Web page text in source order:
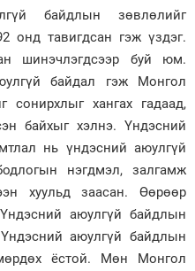
байдлын зөвлөлийг
онд тавигдсан гэж үздэг.
шинэчлэгдсээр буй юм.
байдал гэж Монгол
сонирхлыг хангах гадаад,
байхыг хэлнэ. Үндэсний
нь үндэсний аюулгүй
нэгдмэл, залгамж
хуульд заасан. Өөрөөр
аюулгүй байдлын
аюулгүй байдлын
ёстой. Мөн Монгол